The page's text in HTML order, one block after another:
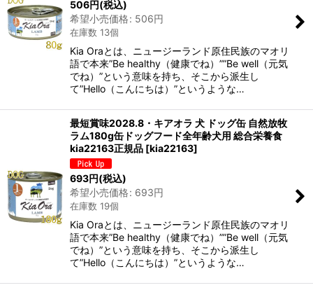
506円(税込)
希望小売価格: 506円
在庫数 13個
Kia Oraとは、ニュージーランド原住民族のマオリ
語で本来”Be healthy（健康でね）””Be well（元気
でね）”という意味を持ち、そこから派生し
て”Hello（こんにちは）”というような…
最短賞味2028.8・キアオラ 犬 ドッグ缶 自然放牧
ラム180g缶ドッグフード全年齢犬用 総合栄養食
kia22163正規品 [kia22163]
693円(税込)
希望小売価格: 693円
在庫数 19個
Kia Oraとは、ニュージーランド原住民族のマオリ
語で本来”Be healthy（健康でね）””Be well（元気
でね）”という意味を持ち、そこから派生し
て”Hello（こんにちは）”というような…